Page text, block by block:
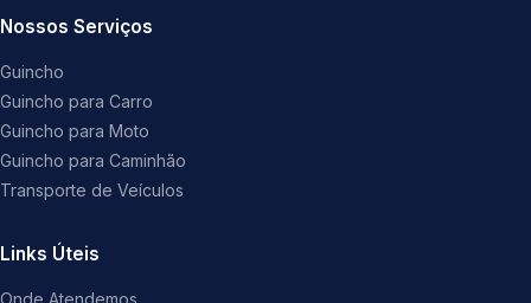
Nossos Serviços
Guincho
Guincho para Carro
Guincho para Moto
Guincho para Caminhão
Transporte de Veículos
Links Úteis